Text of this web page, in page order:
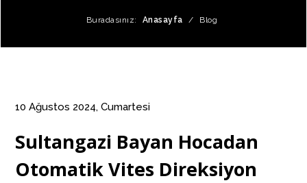
Buradasınız: Anasayfa / Blog
10 Ağustos 2024, Cumartesi
Sultangazi Bayan Hocadan
Otomatik Vites Direksiyon